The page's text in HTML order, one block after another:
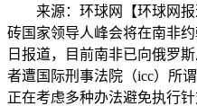
来源：环球网【环球网报
砖国家领导人峰会将在南非
日报道，目前南非已向俄罗
者遭国际刑事法院（icc）所
正在考虑多种办法避免执行